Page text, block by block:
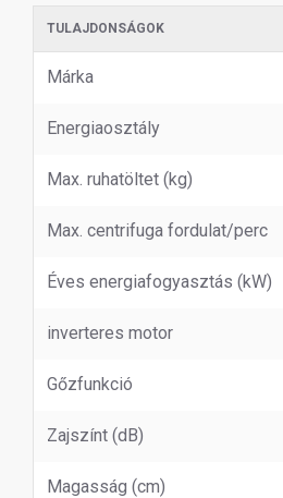
TULAJDONSÁGOK
Márka
Energiaosztály
Max. ruhatöltet (kg)
Max. centrifuga fordulat/perc
Éves energiafogyasztás (kW)
inverteres motor
Gőzfunkció
Zajszínt (dB)
Magasság (cm)